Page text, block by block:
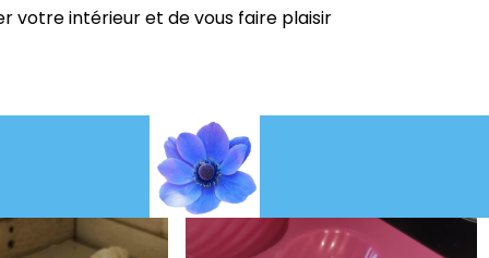
votre intérieur et de vous faire plaisir